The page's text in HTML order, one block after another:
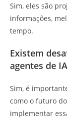
Sim, eles são
informações,
tempo.
Existem
agentes de
Sim, é
como o futuro
implementar